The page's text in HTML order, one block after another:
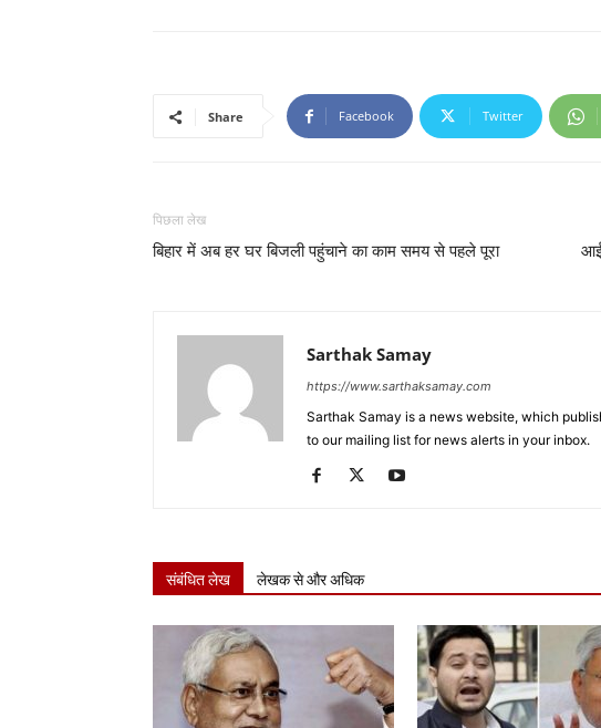
Share Facebook Twitter
पिछला लेख
बिहार में अब हर घर बिजली पहुंचाने का काम समय से पहले पूरा
Sarthak Samay
https://www.sarthaksamay.com
Sarthak Samay is a news website, which
to our mailing list for news alerts in your inbox.
संबंधित लेख लेखक से और अधिक